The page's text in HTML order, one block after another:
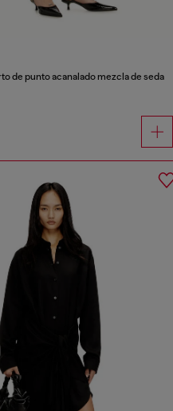
de punto acanalado mezcla de seda